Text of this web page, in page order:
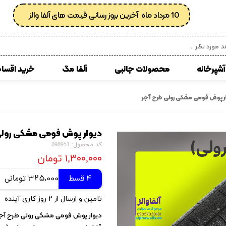
10 مرداد ماه آخرین بروز رسانی قیمت های آلفا والز
مصنوعی
کاغذدیواری رولی
کاغذدیواری ساده
کاغذ دیواری پتینه
کاغذدیواری طرح دار
کاغذدیواری اداری
محصولات جانبی آلفا مگ خرید
پوش فومی مشکی رولی طرح آجر
دیوار پوش فومی مشکی
کد محصول: 898951
۱,۳۰۰,۰۰۰ تومان
4 قسط 325,000 تومانی
تامین و ارسال از ۲ روز کاری آینده
دیوار پوش فومی مشکی رولی